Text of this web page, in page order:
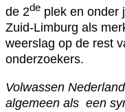
de 2de plek en onder
Zuid-Limburg als
weerslag op de rest
onderzoekers.
Volwassen
algemeen als een